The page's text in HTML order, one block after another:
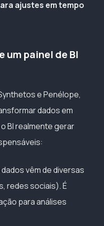
ajustes em tempo
um painel de BI
e Penélope,
dados em
BI realmente gerar
dados vêm de diversas
redes sociais). É
para análises